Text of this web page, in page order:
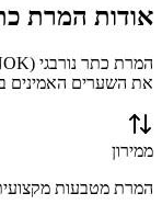
אודות המרת
המרת כתר נורבגי (
את השערים האמינים
ממירון
המרת מטבעות